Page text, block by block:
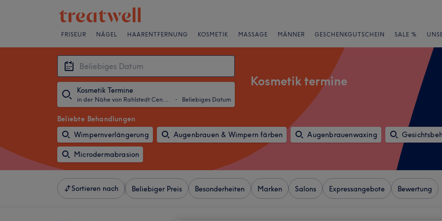
FRISEUR NÄGEL HAARENTFERNUNG KOSMETIK MASSAGE MÄNNER GESCHENKGUTSCHEIN SALE %
Kosmetik Termine
in der Nähe von Rahlstedt Center, Hamburg ・ Beliebiges Datum
Kosmetik termine
Beliebte Behandlungen
Wimpernverlängerung
Augenbrauen & Wimpern färben Augenbrauenwaxing
Microdermabrasion
Sortieren nach Beliebiger Preis Besonderheiten Marken Salons Expressangebote Bewertung